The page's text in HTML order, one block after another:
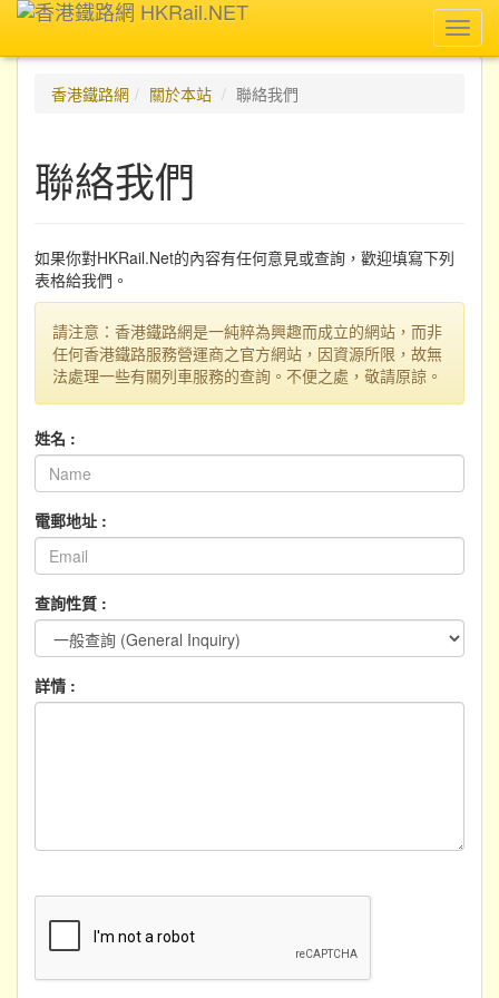
香港鐵路網
關於本站 聯絡我們
聯絡我們
如果你對HKRail.Net的內容有任何意見或查詢，歡迎填寫下列
表格給我們。
請注意：香港鐵路網是一純粹為興趣而成立的網站，而非
任何香港鐵路服務營運商之官方網站，因資源所限，故無
法處理一些有關列車服務的查詢。不便之處，敬請原諒。
姓名 :
電郵地址 :
查詢性質 :
詳情 :